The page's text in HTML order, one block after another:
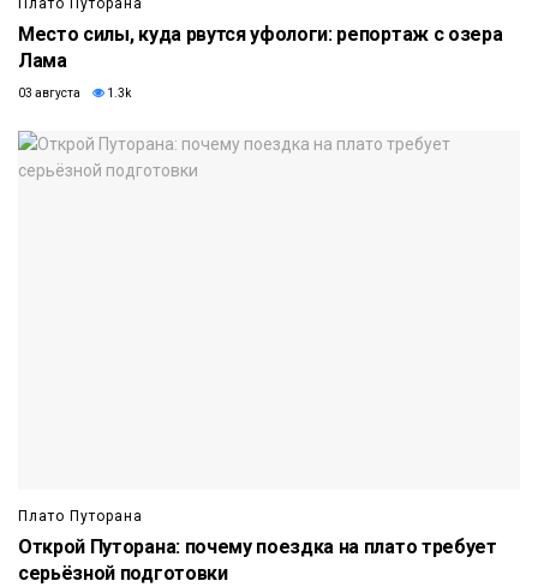
Плато Путорана
Место силы, куда рвутся уфологи: репортаж с озера
Лама
03 августа 1.3k
Плато Путорана
Открой Путорана: почему поездка на плато требует
серьёзной подготовки